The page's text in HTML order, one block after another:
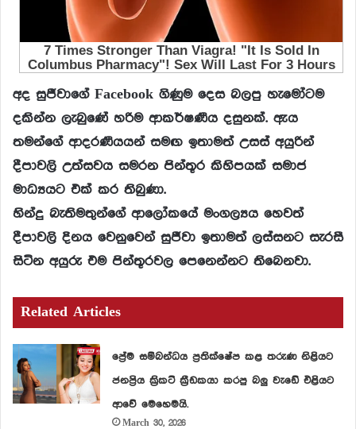
අද සුජීවාගේ Facebook ගිණුම දෙස බලපු හැමෝටම
දකින්න ලැබුණේ හරිම ආකර්ෂණීය දසුනක්. ඇය
තමන්ගේ ආදරණීයයන් සමඟ ඉතාමත් උසස් අයුරින්
දීපාවලි උත්සවය සමරන පින්තූර කිහිපයක් සමාජ
මාධ්‍යයට එක් කර තිබුණා.
හින්දු බැතිමතුන්ගේ ආලෝකයේ මංගල්‍යය හෙවත්
දීපාවලි දිනය වෙනුවෙන් සුජීවා ඉතාමත් ලස්සනට සැරසී
සිටින අයුරු එම පින්තූරවල පෙනෙන්නට තිබෙනවා.
Related Articles
ප්‍රේම සම්බන්ධය ප්‍රතික්ෂේප කළ තරුණ නිළියට
ජනප්‍රිය ක්‍රිකට් ක්‍රීඩකයා කරපු බලු වැඩේ එළියට
ආවේ මෙහෙමයි.
March 30, 2026